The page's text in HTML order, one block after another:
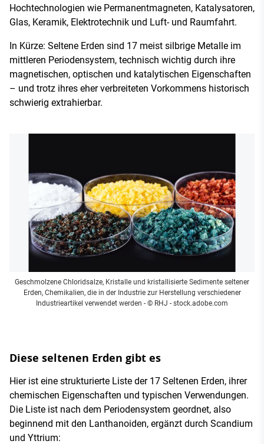
Hochtechnologien wie Permanentmagneten, Katalysatoren,
Glas, Keramik, Elektrotechnik und Luft- und Raumfahrt.
In Kürze: Seltene Erden sind 17 meist silbrige Metalle im
mittleren Periodensystem, technisch wichtig durch ihre
magnetischen, optischen und katalytischen Eigenschaften
– und trotz ihres eher verbreiteten Vorkommens historisch
schwierig extrahierbar.
Geschmolzene Chloridsalze, Kristalle und kristallisierte Sedimente seltener
Erden, Chemikalien, die in der Industrie zur Herstellung verschiedener
Industrieartikel verwendet werden - © RHJ - stock.adobe.com
Diese seltenen Erden gibt es
Hier ist eine strukturierte Liste der 17 Seltenen Erden, ihrer
chemischen Eigenschaften und typischen Verwendungen.
Die Liste ist nach dem Periodensystem geordnet, also
beginnend mit den Lanthanoiden, ergänzt durch Scandium
und Yttrium: